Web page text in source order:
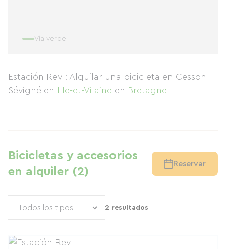
Vía verde
Estación Rev : Alquilar una bicicleta en Cesson-
Sévigné en Ille-et-Vilaine en Bretagne
Bicicletas y accesorios
en alquiler (2)
Reservar
2 resultados